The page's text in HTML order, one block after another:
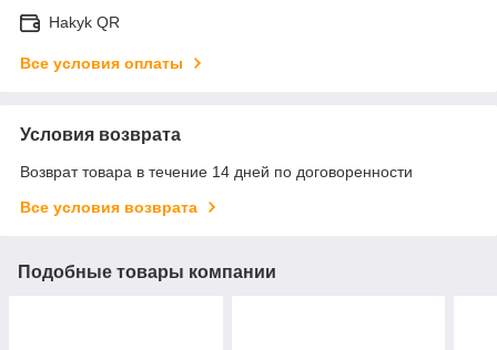
Hakyk QR
Все условия оплаты
Условия возврата
Возврат товара в течение 14 дней по договоренности
Все условия возврата
Подобные товары компании